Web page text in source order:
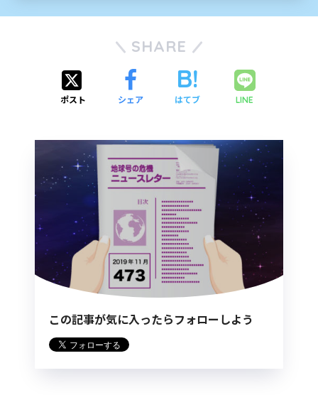
SHARE
ポスト シェア はてブ LINE
この記事が気に入ったらフォローしよう